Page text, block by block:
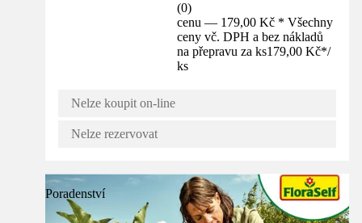
(0)
cenu — 179,00 Kč * Všechny
ceny vč. DPH a bez nákladů
na přepravu za ks179,00 Kč*/
ks
Nelze koupit on-line
Nelze rezervovat
Poradenství